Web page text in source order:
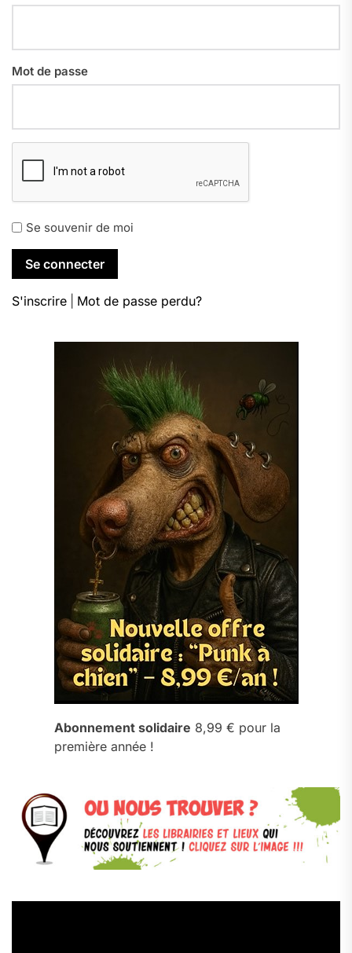
Mot de passe
Se souvenir de moi
S'inscrire Mot de passe perdu?
Abonnement solidaire 8,99 € pour la
première année !